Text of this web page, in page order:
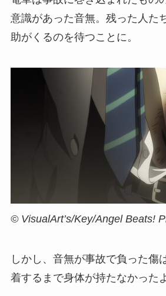
意識があった音無。残った人た
助がくるのを待つことに。
© VisualArt’s/Key/Angel Beats!
しかし、音無が事故で負った傷
着するまで身体が持たなかった